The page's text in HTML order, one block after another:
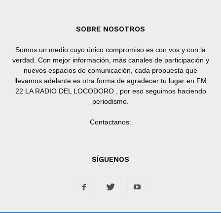
SOBRE NOSOTROS
Somos un medio cuyo único compromiso es con vos y con la
verdad. Con mejor información, más canales de participación y
nuevos espacios de comunicación, cada propuesta que
llevamos adelante es otra forma de agradecer tu lugar en FM
22 LA RADIO DEL LOCODORO , por eso seguimos haciendo
periodismo.
Contactanos:
SÍGUENOS